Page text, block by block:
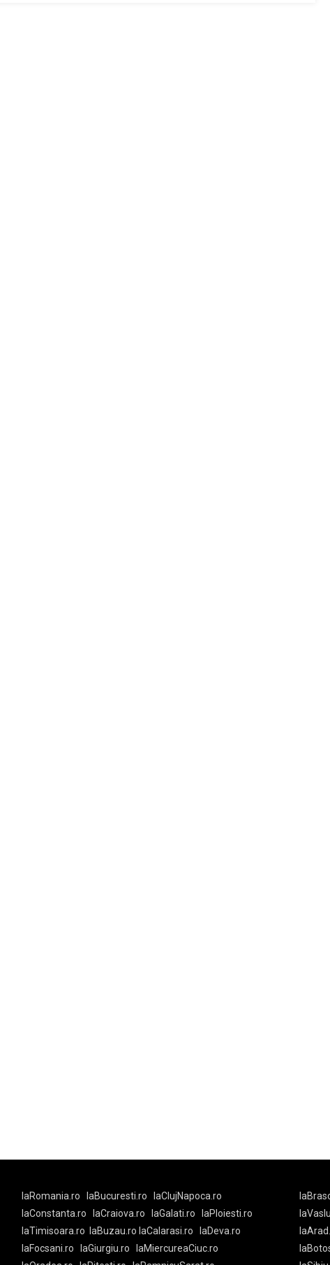
laRomania.ro laBucuresti.ro
laClujNapoca.ro
laConstanta.ro
laCraiova.ro laGalati.ro
laPloiesti.ro
laTimisoara.ro
laBuzau.ro laCalarasi.ro
laDeva.ro
laFocsani.ro
laGiurgiu.ro
laMiercureaCiuc.ro